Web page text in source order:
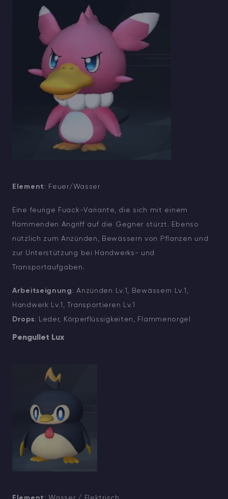
Element : Feuer/Wasser
Eine feurige Fuack-Variante, die sich mit einem
flammenden Angriff auf die Gegner stürzt. Ebenso
nützlich zum Anzünden, Bewässern von Pflanzen und
zur Unterstützung bei Handwerks- und
Transportaufgaben.
Arbeitseignung : Anzünden Lv.1, Bewässern Lv.1,
Handwerk Lv.1, Transportieren Lv.1
Drops: Leder, Körperflüssigkeiten, Flammenorgel
Pengullet Lux